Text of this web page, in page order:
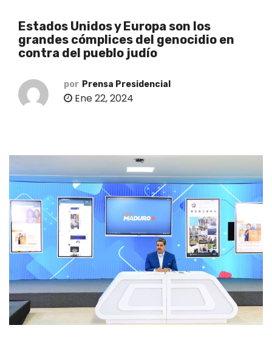
Estados Unidos y Europa son los
grandes cómplices del genocidio en
contra del pueblo judío
por Prensa Presidencial
Ene 22, 2024